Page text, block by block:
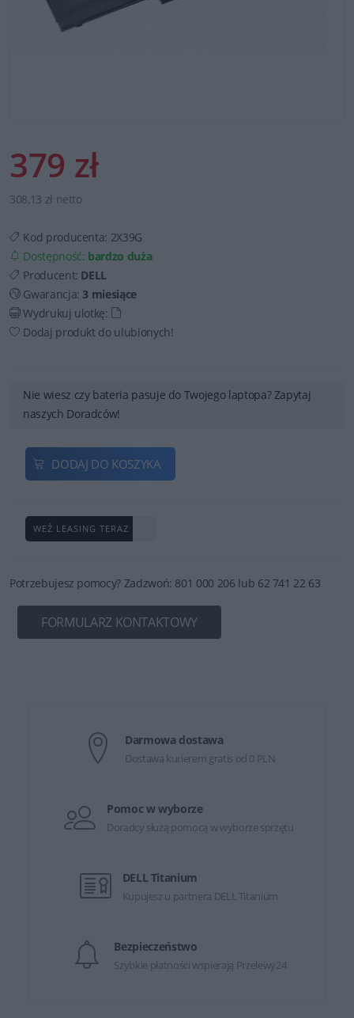
379 zł
308,13 zł netto
Kod producenta: 2X39G
Dostępność: bardzo duża
Producent: DELL
Gwarancja:3 miesiące
Wydrukuj ulotkę:
Dodaj produkt do ulubionych!
Nie wiesz czy bateria pasuje do Twojego laptopa? Zapytaj
naszych Doradców!
DODAJ DO KOSZYKA
WEŹ LEASING TERAZ
Potrzebujesz pomocy? Zadzwoń: 801 000 206 lub 62 741 22 63
FORMULARZ KONTAKTOWY
Darmowa dostawa
Dostawa kurierem gratis od 0 PLN
Pomoc w wyborze
Doradcy służą pomocą w wyborze sprzętu
DELL Titanium
Kupujesz u partnera DELL Titanium
Bezpieczeństwo
Szybkie płatności wspierają Przelewy24